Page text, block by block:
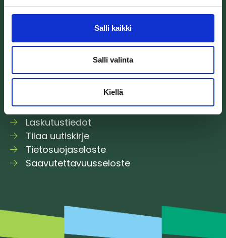
Salli kaikki
Salli valinta
Kiellä
Tietoa hankkeesta
Osallistu ja vaikuta
Ajankohtaista
Kaikki yhteystiedot
Laskutustiedot
Tilaa uutiskirje
Tietosuojaseloste
Saavutettavuusseloste